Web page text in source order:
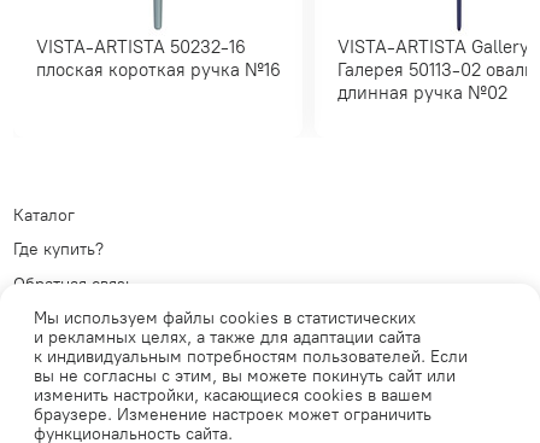
VISTA-ARTISTA 50232-16
плоская короткая ручка №16
VISTA-ARTISTA Gallery/
Галерея 50113-02 овальная
длинная ручка №02
Каталог
Где купить?
Обратная связь
Политика обработки
персональных данных
Публичная оферта
Телеграм
ВКонтакте
Мы используем файлы cookies в статистических
и рекламных целях, а также для адаптации сайта
к индивидуальным потребностям пользователей. Если
вы не согласны с этим, вы можете покинуть сайт или
изменить настройки, касающиеся cookies в вашем
браузере. Изменение настроек может ограничить
функциональность сайта.